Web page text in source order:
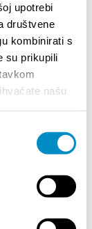
upotrebi
društvene
kombinirati s
su prikupili
našu